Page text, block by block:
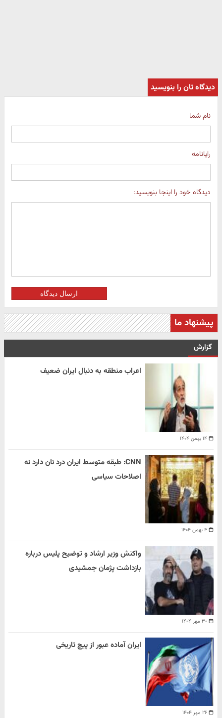
دیدگاه تان را بنویسید
نام شما
رایانامه
دیدگاه خود را اینجا بنویسید:
ارسال دیدگاه
پیشنهاد ما
گزارش
۱۴ بهمن ۱۴۰۴
اعراب منطقه به دنبال ایران ضعیف
۴ بهمن ۱۴۰۴
CNN: طبقه متوسط ایران درد نان دارد نه
اصلاحات سیاسی
۳۰ مهر ۱۴۰۴
واکنش وزیر ارشاد و توضیح پلیس درباره
بازداشت پژمان جمشیدی
۲۶ مهر ۱۴۰۴
ایران آماده عبور از پیچ تاریخی